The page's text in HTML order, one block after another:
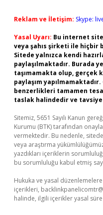
Reklam ve İletişim: Skype:
Yasal Uyarı: Bu internet
veya şahıs şirketi ile hiçbir
Sitede yalnızca kendi
paylaşılmaktadır. Burada
taşımamakta olup, gerçek
paylaşım
benzerlikleri tamamen
taslak halindedir ve
Sitemiz, 5651 Sayılı Kanun
Kurumu (BTK) tarafından
vermektedir. Bu nedenle,
veya araştırma
yazdıkları içeriklerin
bu sorumluluğu kabul etmiş
Hukuka ve yasal
içerikleri,
halinde, ilgili içerikler yasal